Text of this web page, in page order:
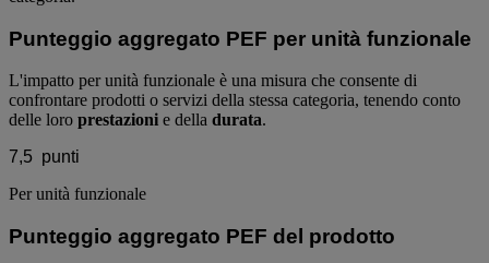
Punteggio aggregato PEF per unità funzionale
L'impatto per unità funzionale è una misura che consente di
confrontare prodotti o servizi della stessa categoria, tenendo conto
delle loro prestazioni e della durata.
7,5 punti
Per unità funzionale
Punteggio aggregato PEF del prodotto